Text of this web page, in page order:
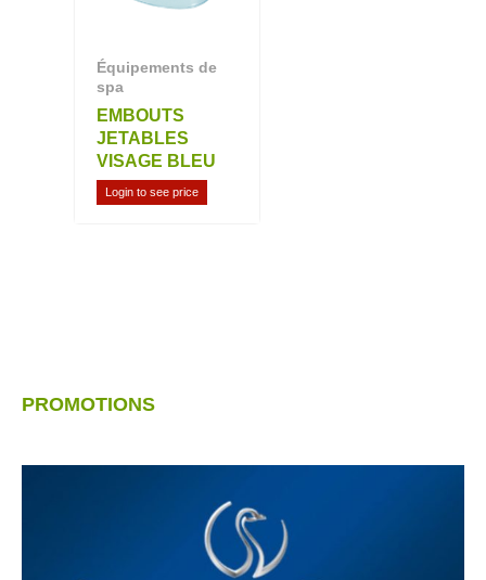
PROMOTIONS
Équipements de
spa
EMBOUTS
JETABLES
VISAGE BLEU
Login to see price